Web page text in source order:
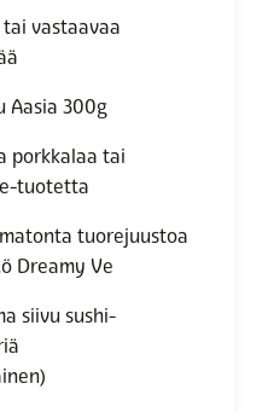
vastaavaa
Aasia 300g
porkkalaa tai
tuotetta
tuorejuustoa
Dreamy Ve
siivu sushi-